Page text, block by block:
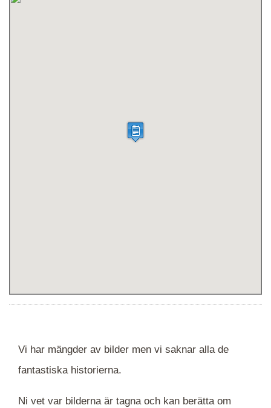
Vi har mängder av bilder men vi saknar alla de
fantastiska historierna.
Ni vet var bilderna är tagna och kan berätta om